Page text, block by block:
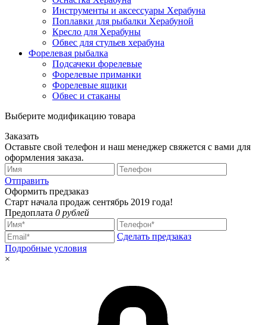
Инструменты и аксессуары Херабуна
Поплавки для рыбалки Херабуной
Кресло для Херабуны
Обвес для стульев херабуна
Форелевая рыбалка
Подсачеки форелевые
Форелевые приманки
Форелевые ящики
Обвес и стаканы
Выберите модификацию товара
Заказать
Оставьте свой телефон и наш менеджер свяжется с вами для
оформления заказа.
Отправить
Оформить предзаказ
Старт начала продаж сентябрь 2019 года!
Предоплата 0 рублей
Сделать предзаказ
Подробные условия
×